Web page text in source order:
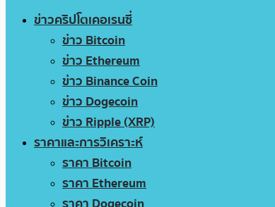
ข่าวคริปโตเคอเรนซี่
ข่าว Bitcoin
ข่าว Ethereum
ข่าว Binance Coin
ข่าว Dogecoin
ข่าว Ripple (XRP)
ราคาและการวิเคราะห์
ราคา Bitcoin
ราคา Ethereum